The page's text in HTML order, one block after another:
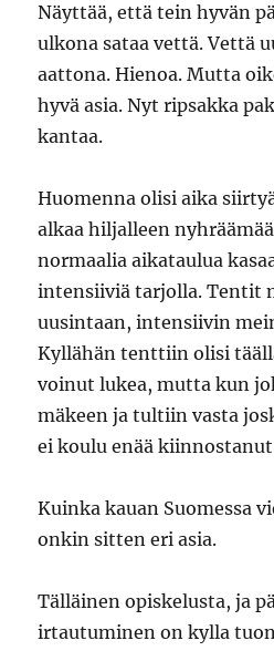
Näyttää, että tein hyvän
ulkona sataa vettä. Vettä
aattona. Hienoa. Mutta
hyvä asia. Nyt ripsakka
kantaa.
Huomenna olisi aika
alkaa hiljalleen
normaalia aikataulua
intensiiviä tarjolla. Tentit
uusintaan, intensiivin
Kyllähän tenttiin olisi
voinut lukea, mutta kun
mäkeen ja tultiin vasta
ei koulu enää
Kuinka kauan Suomessa
onkin sitten eri asia.
Tälläinen opiskelusta, ja
irtautuminen on kylla